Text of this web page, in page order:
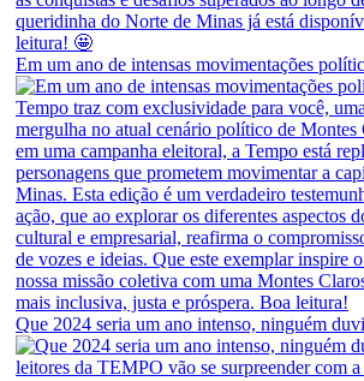
Em um ano de intensas movimentações
Que 2024 seria um ano intenso, ninguém